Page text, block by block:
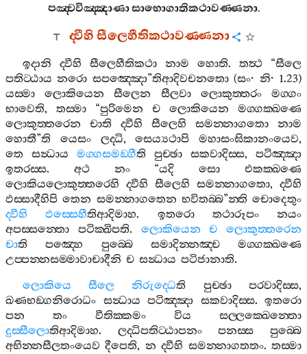
පඤ‍්චවිඤ‍්ඤාණාසාභොගාතිකථාවණ‍්ණනා.
ද‍්වීහිසීලෙහීතිකථාවණ‍්ණනා
ඉදානි ද‍්වීහි සීලෙහීතිකථා නාම හොති. තත්‍ථ“සීලෙ
පතිට‍්ඨාය නරො සපඤ‍්ඤො”තිආදිවචනතො(සං· නි· 1.23)
යස‍්මා
ලොකියෙන සීලෙන සීලවා ලොකුත‍්තරං
මග‍්ගං
භාවෙති, තස‍්මා “පුරිමෙන ච ලොකියෙන
මග‍්ගක‍්ඛණෙ
ලොකුත‍්තරෙන
චාති ද‍්වීහි සීලෙහි සමන‍්නාගතො
නාම
හොතී”ති යෙසං ලද‍්ධි,සෙය්‍යථාපි මහාසංඝිකානංයෙව,
තෙ
සන්‍ධාය මග‍්ගසමඞ‍්ගීති පුච‍්ඡා සකවාදිස‍්ස, පටිඤ‍්ඤා
ඉතරස‍්ස. අථ නං“යදි සො
එකක‍්ඛණෙ
ලොකියලොකුත‍්තරෙහි ද‍්වීහි සීලෙහි සමන‍්නාගතො, ද‍්වීහි
ඵස‍්සාදීහිපි තෙන සමන‍්නාගතෙන භවිතබ‍්බ”න‍්ති චොදෙතුං
ද‍්වීහි
ඵස‍්සෙහීතිආදිමාහ. ඉතරො තථාරූපං
නයං
අපස‍්සන‍්තො
පටික‍්ඛිපති. ලොකියෙන ච
ලොකුත‍්තරෙන
චාති පඤ‍්හෙ පුබ‍්බෙ සමාදින‍්නඤ‍්ච
මග‍්ගක‍්ඛණෙ
උප‍්පන‍්නසම‍්මාවාචාදීනි ච සන්‍ධාය පටිජානාති.
ලොකියෙ
සීලෙ නිරුද‍්ධෙති පුච‍්ඡා පරවාදිස‍්ස,
ඛණභඞ‍්ගනිරොධං සන්‍ධාය පටිඤ‍්ඤා සකවාදිස‍්ස. ඉතරො
පන
තං වීතික‍්කමං විය
සල‍්ලක‍්ඛෙන‍්තො
දුස‍්සීලොතිආදිමාහ. ලද‍්ධිපතිට‍්ඨාපනං පනස‍්ස
පුබ‍්බෙ
අභින‍්නසීලතංයෙව දීපෙති, න ද‍්වීහි සමන‍්නාගතතං.තස‍්මා